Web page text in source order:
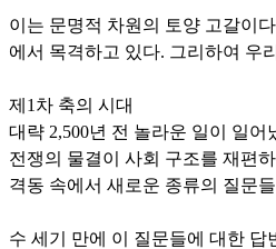
이는 문명적 차원의 토양 고갈이
에서 목격하고 있다. 그리하여 우
제1차 축의 시대
대략 2,500년 전 놀라운 일이 일
전쟁의 물결이 사회 구조를 재편
격동 속에서 새로운 종류의 질문
수 세기 만에 이 질문들에 대한